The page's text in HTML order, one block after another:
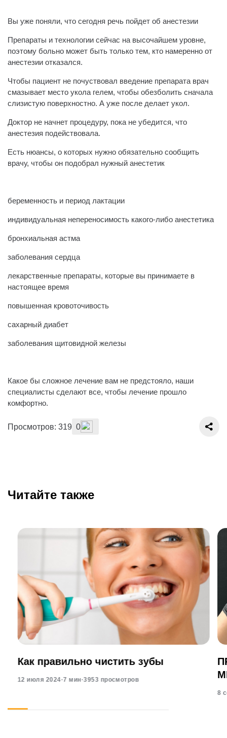
Вы уже поняли, что сегодня речь пойдет об анестезии
Препараты и технологии сейчас на высочайшем уровне,
поэтому больно может быть только тем, кто намеренно от
анестезии отказался.
Чтобы пациент не почуствовал введение препарата врач
смазывает место укола гелем, чтобы обезболить сначала
слизистую поверхностно. А уже после делает укол.
Доктор не начнет процедуру, пока не убедится, что
анестезия подействовала.
Есть нюансы, о которых нужно обязательно сообщить
врачу, чтобы он подобрал нужный анестетик
беременность и период лактации
индивидуальная непереносимость какого-либо анестетика
бронхиальная астма
заболевания сердца
лекарственные препараты, которые вы принимаете в
настоящее время
повышенная кровоточивость
сахарный диабет
заболевания щитовидной железы
Какое бы сложное лечение вам не предстояло, наши
специалисты сделают все, чтобы лечение прошло
комфортно.
Просмотров: 319 0
Читайте также
Как правильно чистить зубы
12 июля 2024·7 мин·3953 просмотров
8